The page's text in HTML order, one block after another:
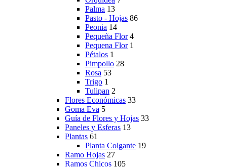
Palma 13
Pasto - Hojas 86
Peonia 14
Pequeña Flor 4
Pequena Flor 1
Pétalos 1
Pimpollo 28
Rosa 53
Trigo 1
Tulipan 2
Flores Económicas 33
Goma Eva 5
Guía de Flores y Hojas 33
Paneles y Esferas 13
Plantas 61
Planta Colgante 19
Ramo Hojas 27
Ramos Chicos 105